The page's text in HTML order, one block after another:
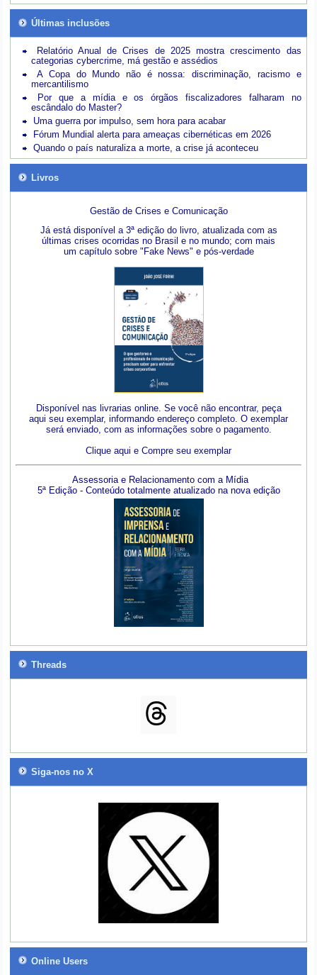
Últimas inclusões
Relatório Anual de Crises de 2025 mostra crescimento das
categorias cybercrime, má gestão e assédios
A Copa do Mundo não é nossa: discriminação, racismo e
mercantilismo
Por que a mídia e os órgãos fiscalizadores falharam no
escândalo do Master?
Uma guerra por impulso, sem hora para acabar
Fórum Mundial alerta para ameaças cibernéticas em 2026
Quando o país naturaliza a morte, a crise já aconteceu
Livros
Gestão de Crises e Comunicação
Já está disponível a 3ª edição do livro, atualizada com as
últimas crises ocorridas no Brasil e no mundo; com mais
um capítulo sobre "Fake News" e pós-verdade
Disponível nas livrarias online. Se você não encontrar, peça
aqui seu exemplar, informando endereço completo. O exemplar
será enviado, com as informações sobre o pagamento.
Clique aqui e Compre seu exemplar
Assessoria e Relacionamento com a Mídia
5ª Edição - Conteúdo totalmente atualizado na nova edição
Threads
Siga-nos no X
Online Users